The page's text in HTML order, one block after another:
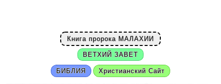
Книга пророка МАЛАХИИ
ВЕТХИЙ ЗАВЕТ
БИБЛИЯ Христианский Сайт